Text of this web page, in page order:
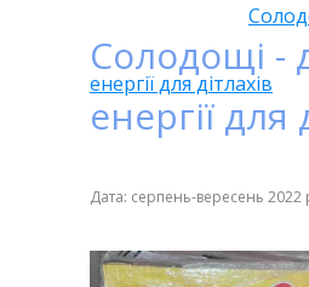
енергії для дітлахів
Солодощі -
енергії для
Дата: серпень-вересень 2022